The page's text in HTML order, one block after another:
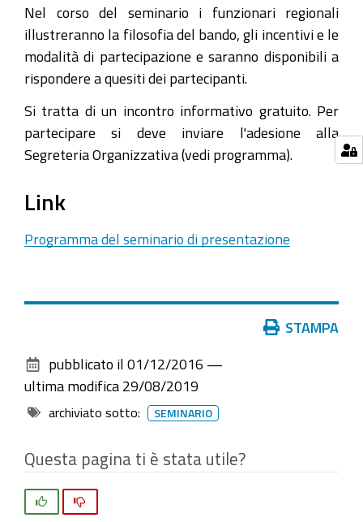
08-
10T10:00:00+02:00
Mercoledì
14
dicembre
2016,
ore
presso
la
Camera
di
di
presentazione
del
regionale
Nel corso del seminario i funzionari regionali
illustreranno la filosofia del bando, gli incentivi e le
modalità di partecipazione e saranno disponibili a
rispondere a quesiti dei partecipanti.
Si tratta di un incontro informativo gratuito. Per
partecipare si deve inviare l'adesione alla
Segreteria Organizzativa (vedi programma).
Link
Programma del seminario di presentazione
documento
STAMPA
pubblicato il 01/12/2016 —
ultima modifica 29/08/2019
archiviato sotto: SEMINARIO
Questa pagina ti è stata utile?